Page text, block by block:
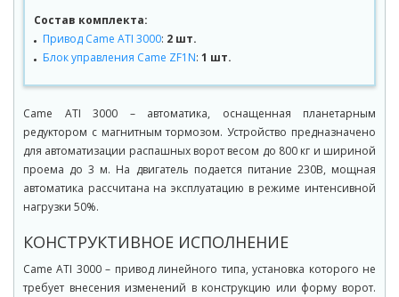
Состав комплекта:
Привод Came ATI 3000: 2 шт.
Блок управления Came ZF1N: 1 шт.
Came ATI 3000 – автоматика, оснащенная планетарным
редуктором с магнитным тормозом. Устройство предназначено
для автоматизации распашных ворот весом до 800 кг и шириной
проема до 3 м. На двигатель подается питание 230В, мощная
автоматика рассчитана на эксплуатацию в режиме интенсивной
нагрузки 50%.
КОНСТРУКТИВНОЕ ИСПОЛНЕНИЕ
Came ATI 3000 – привод линейного типа, установка которого не
требует внесения изменений в конструкцию или форму ворот.